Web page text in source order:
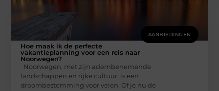
AANBIEDINGEN
Hoe maak ik de perfecte
vakantieplanning voor een reis naar
Noorwegen?
Noorwegen, met zijn adembenemende
landschappen en rijke cultuur, is een
droombestemming voor velen. Of je nu de